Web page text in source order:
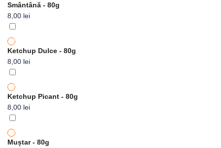
Smântână - 80g
8,00 lei
Ketchup Dulce - 80g
8,00 lei
Ketchup Picant - 80g
8,00 lei
Muștar - 80g